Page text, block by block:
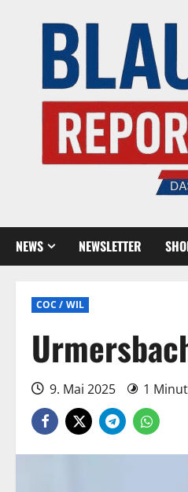
NEWS NEWSLETTER
COC / WIL
9. Mai 2025 1